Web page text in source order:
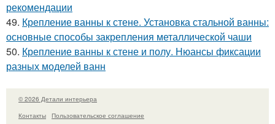
рекомендации
49. Крепление ванны к стене. Установка стальной ванны:
основные способы закрепления металлической чаши
50. Крепление ванны к стене и полу. Нюансы фиксации
разных моделей ванн
© 2026 Детали интерьера
Контакты
Пользовательское соглашение